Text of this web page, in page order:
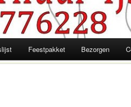
Feestpakket Bezorgen